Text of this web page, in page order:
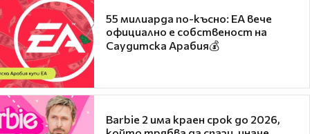
55 милиарда по-късно: EA вече
официално е собственост на
Саудитска Арабия💰
Barbie 2 има краен срок до 2026,